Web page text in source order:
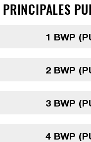
PRINCIPALES
1 BWP
2 BWP
3 BWP
4 BWP